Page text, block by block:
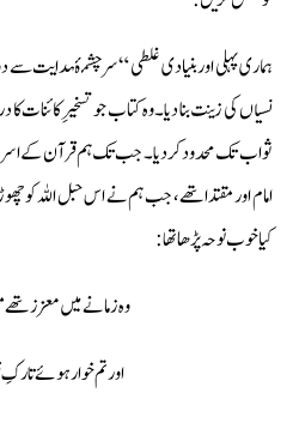
ہماری پہلی اور بنیادی غلطی
نسیاں کی زینت بنا دیا۔ وہ کتاب جو تسخیرِ
ثواب تک محدود کر دیا۔ جب تک ہم قرآن کے
امام اور مقتدا تھے، جب ہم نے اس حبل اللہ کو
کیا خوب نوحہ پڑھا تھا:
وہ زمانے میں معزز
اور تم خوار ہوئے